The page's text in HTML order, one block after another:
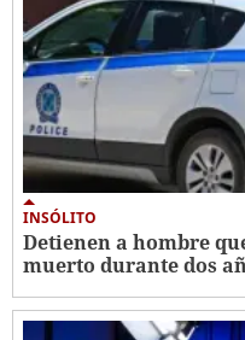
INSÓLITO
Detienen a hombre
muerto durante dos